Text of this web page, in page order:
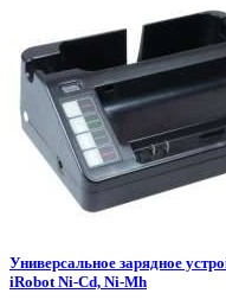
Универсальное зарядное
iRobot Ni-Cd, Ni-Mh